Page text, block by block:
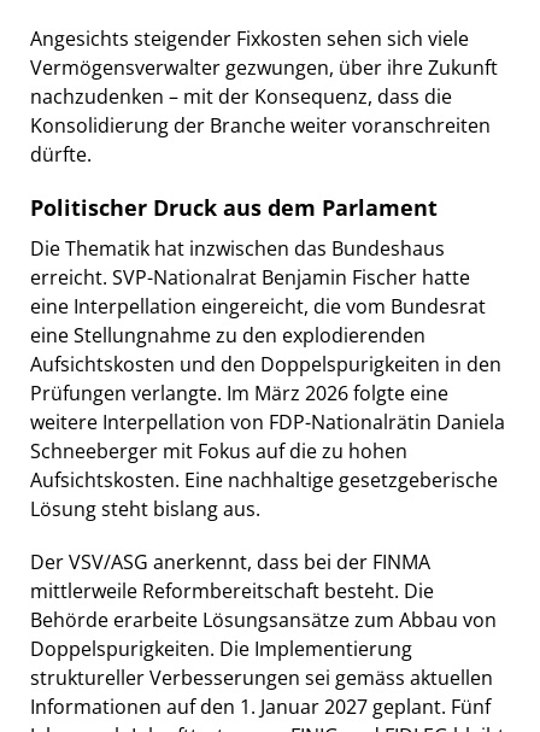
Angesichts steigender Fixkosten sehen sich viele
Vermögensverwalter gezwungen, über ihre Zukunft
nachzudenken – mit der Konsequenz, dass die
Konsolidierung der Branche weiter voranschreiten
dürfte.
Politischer Druck aus dem Parlament
Die Thematik hat inzwischen das Bundeshaus
erreicht. SVP-Nationalrat Benjamin Fischer hatte
eine Interpellation eingereicht, die vom Bundesrat
eine Stellungnahme zu den explodierenden
Aufsichtskosten und den Doppelspurigkeiten in den
Prüfungen verlangte. Im März 2026 folgte eine
weitere Interpellation von FDP-Nationalrätin Daniela
Schneeberger mit Fokus auf die zu hohen
Aufsichtskosten. Eine nachhaltige gesetzgeberische
Lösung steht bislang aus.
Der VSV/ASG anerkennt, dass bei der FINMA
mittlerweile Reformbereitschaft besteht. Die
Behörde erarbeite Lösungsansätze zum Abbau von
Doppelspurigkeiten. Die Implementierung
struktureller Verbesserungen sei gemäss aktuellen
Informationen auf den 1. Januar 2027 geplant. Fünf